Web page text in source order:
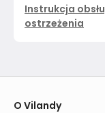
Instrukcja
ostrzeżenia
O Vilandy